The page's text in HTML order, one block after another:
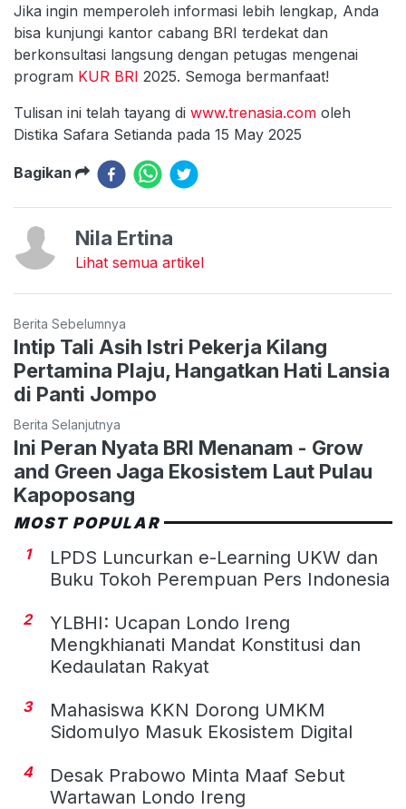
Jika ingin memperoleh informasi lebih lengkap, Anda
bisa kunjungi kantor cabang BRI terdekat dan
berkonsultasi langsung dengan petugas mengenai
program KUR BRI 2025. Semoga bermanfaat!
Tulisan ini telah tayang di www.trenasia.com oleh
Distika Safara Setianda pada 15 May 2025
Bagikan
Nila Ertina
Lihat semua artikel
Berita Sebelumnya
Intip Tali Asih Istri Pekerja Kilang
Pertamina Plaju, Hangatkan Hati Lansia
di Panti Jompo
Berita Selanjutnya
Ini Peran Nyata BRI Menanam - Grow
and Green Jaga Ekosistem Laut Pulau
Kapoposang
MOST POPULAR
1
LPDS Luncurkan e-Learning UKW dan
Buku Tokoh Perempuan Pers Indonesia
2
YLBHI: Ucapan Londo Ireng
Mengkhianati Mandat Konstitusi dan
Kedaulatan Rakyat
3
Mahasiswa KKN Dorong UMKM
Sidomulyo Masuk Ekosistem Digital
4
Desak Prabowo Minta Maaf Sebut
Wartawan Londo Ireng